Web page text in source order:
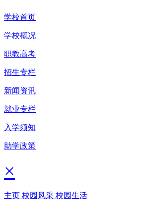
学校首页
学校概况
职教高考
招生专栏
新闻资讯
就业专栏
入学须知
助学政策
×
主页 校园风采 校园生活